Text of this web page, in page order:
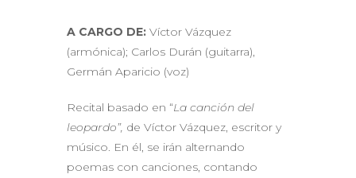
A CARGO DE: Víctor Vázquez
(armónica); Carlos Durán (guitarra),
Germán Aparicio (voz)
Recital basado en “La canción del
leopardo”, de Víctor Vázquez, escritor y
músico. En él, se irán alternando
poemas con canciones, contando